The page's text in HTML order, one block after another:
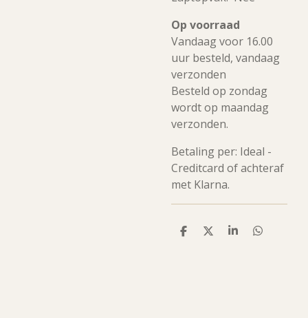
Op voorraad
Vandaag voor 16.00
uur besteld, vandaag
verzonden
Besteld op zondag
wordt op maandag
verzonden.
Betaling per: Ideal -
Creditcard of achteraf
met Klarna.
D
D
S
D